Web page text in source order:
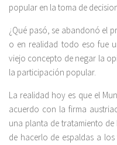
popular en la toma de
¿Qué pasó, se abandonó el
o en realidad todo eso fue
viejo concepto de negar la
la participación popular.
La realidad hoy es que el
acuerdo con la firma
una planta de tratamiento
de hacerlo de espaldas a